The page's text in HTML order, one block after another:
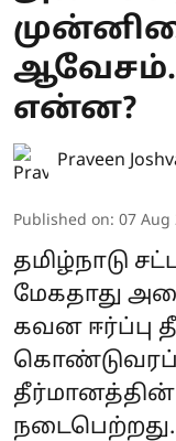
என்ன?
Praveen
Published on: 07 Aug
தமிழ்நாடு
மேகதாது
கவன ஈர்ப்பு
தீர்மானத்தின்